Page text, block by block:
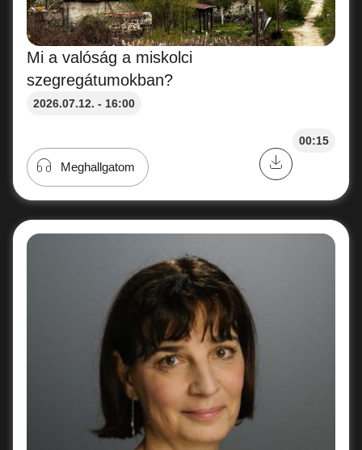
Mi a valóság a miskolci
szegregátumokban?
2026.07.12. - 16:00
00:15
Meghallgatom